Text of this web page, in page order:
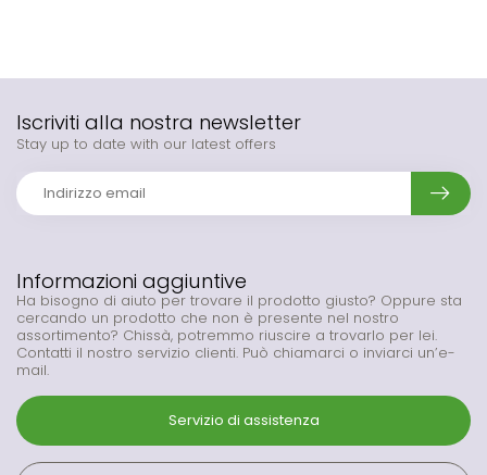
Informazioni aggiuntive
Ha bisogno di aiuto per trovare il prodotto giusto? Oppure sta
cercando un prodotto che non è presente nel nostro
assortimento? Chissà, potremmo riuscire a trovarlo per lei.
Contatti il nostro servizio clienti. Può chiamarci o inviarci un’e-
mail.
Servizio di assistenza
Iscriviti alla nostra newsletter
Stay up to date with our latest offers